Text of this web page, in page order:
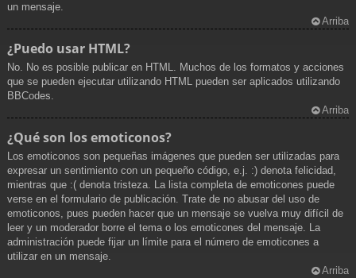
un mensaje.
Arriba
¿Puedo usar HTML?
No. No es posible publicar en HTML. Muchos de los formatos y acciones
que se pueden ejecutar utilizando HTML pueden ser aplicados utilizando
BBCodes.
Arriba
¿Qué son los emoticonos?
Los emoticonos son pequeñas imágenes que pueden ser utilizadas para
expresar un sentimiento con un pequeño código, e.j. :) denota felicidad,
mientras que :( denota tristeza. La lista completa de emoticones puede
verse en el formulario de publicación. Trate de no abusar del uso de
emoticonos, pues pueden hacer que un mensaje se vuelva muy difícil de
leer y un moderador borre el tema o los emoticones del mensaje. La
administración puede fijar un límite para el número de emoticones a
utilizar en un mensaje.
Arriba